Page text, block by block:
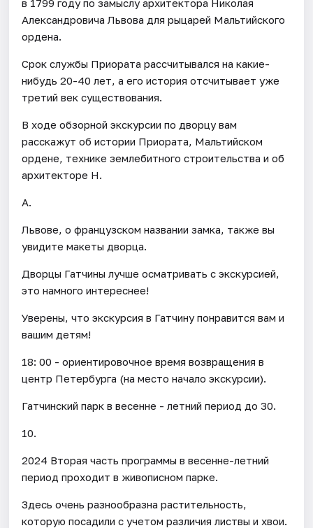
в 1799 году по замыслу архитектора Николая
Александровича Львова для рыцарей Мальтийского
ордена.
Срок службы Приората рассчитывался на какие-
нибудь 20-40 лет, а его история отсчитывает уже
третий век существования.
В ходе обзорной экскурсии по дворцу вам
расскажут об истории Приората, Мальтийском
ордене, технике землебитного строительства и об
архитекторе Н.
А.
Львове, о французском названии замка, также вы
увидите макеты дворца.
Дворцы Гатчины лучше осматривать с экскурсией,
это намного интереснее!
Уверены, что экскурсия в Гатчину понравится вам и
вашим детям!
18: 00 - ориентировочное время возвращения в
центр Петербурга (на место начало экскурсии).
Гатчинский парк в весенне - летний период до 30.
10.
2024 Вторая часть программы в весенне-летний
период проходит в живописном парке.
Здесь очень разнообразна растительность,
которую посадили с учетом различия листвы и хвои.